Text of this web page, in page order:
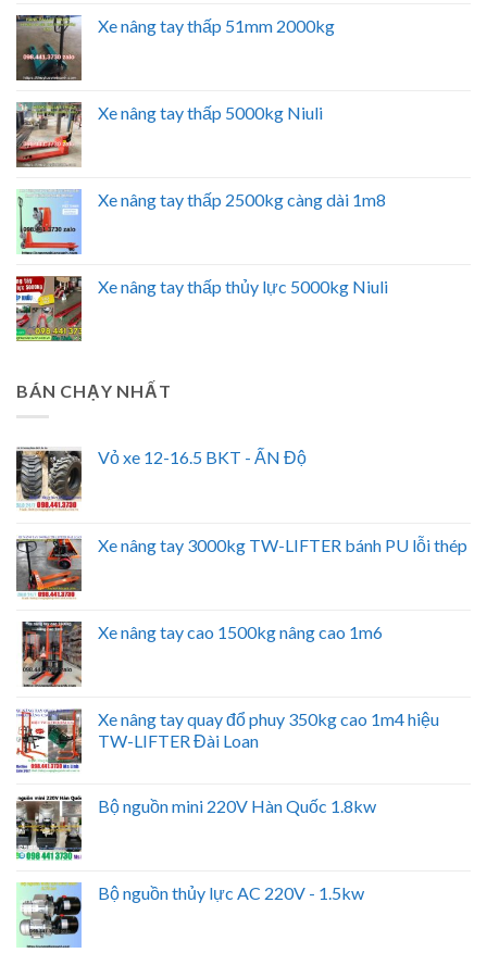
Xe nâng tay thấp 51mm 2000kg
Xe nâng tay thấp 5000kg Niuli
Xe nâng tay thấp 2500kg càng dài 1m8
Xe nâng tay thấp thủy lực 5000kg Niuli
BÁN CHẠY NHẤT
Vỏ xe 12-16.5 BKT - ẤN Độ
Xe nâng tay 3000kg TW-LIFTER bánh PU lỗi thép
Xe nâng tay cao 1500kg nâng cao 1m6
Xe nâng tay quay đổ phuy 350kg cao 1m4 hiệu
TW-LIFTER Đài Loan
Bộ nguồn mini 220V Hàn Quốc 1.8kw
Bộ nguồn thủy lực AC 220V - 1.5kw